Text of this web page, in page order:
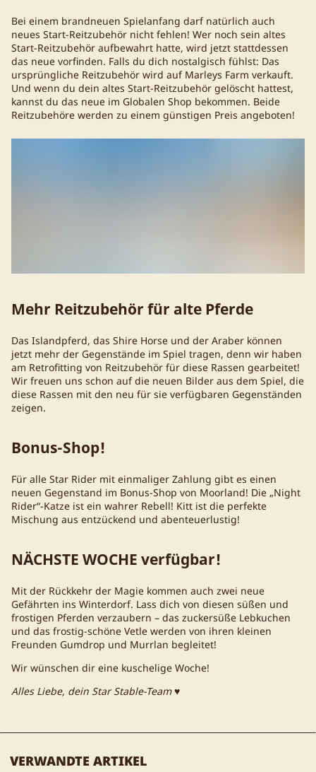
Bei einem brandneuen Spielanfang darf natürlich auch
neues Start-Reitzubehör nicht fehlen! Wer noch sein altes
Start-Reitzubehör aufbewahrt hatte, wird jetzt stattdessen
das neue vorfinden. Falls du dich nostalgisch fühlst: Das
ursprüngliche Reitzubehör wird auf Marleys Farm verkauft.
Und wenn du dein altes Start-Reitzubehör gelöscht hattest,
kannst du das neue im Globalen Shop bekommen. Beide
Reitzubehöre werden zu einem günstigen Preis angeboten!
Mehr Reitzubehör für alte Pferde
Das Islandpferd, das Shire Horse und der Araber können
jetzt mehr der Gegenstände im Spiel tragen, denn wir haben
am Retrofitting von Reitzubehör für diese Rassen gearbeitet!
Wir freuen uns schon auf die neuen Bilder aus dem Spiel, die
diese Rassen mit den neu für sie verfügbaren Gegenständen
zeigen.
Bonus-Shop!
Für alle Star Rider mit einmaliger Zahlung gibt es einen
neuen Gegenstand im Bonus-Shop von Moorland! Die „Night
Rider“-Katze ist ein wahrer Rebell! Kitt ist die perfekte
Mischung aus entzückend und abenteuerlustig!
NÄCHSTE WOCHE verfügbar!
Mit der Rückkehr der Magie kommen auch zwei neue
Gefährten ins Winterdorf. Lass dich von diesen süßen und
frostigen Pferden verzaubern – das zuckersüße Lebkuchen
und das frostig-schöne Vetle werden von ihren kleinen
Freunden Gumdrop und Murrlan begleitet!
Wir wünschen dir eine kuschelige Woche!
Alles Liebe, dein Star Stable-Team ♥
VERWANDTE ARTIKEL